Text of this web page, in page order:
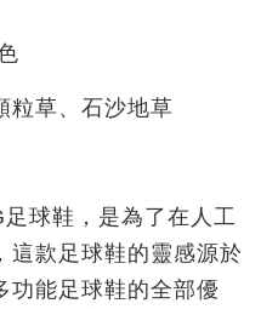
粒草、石沙地草
鞋，是為了在人工
這款足球鞋的靈感源於
功能足球鞋的全部優